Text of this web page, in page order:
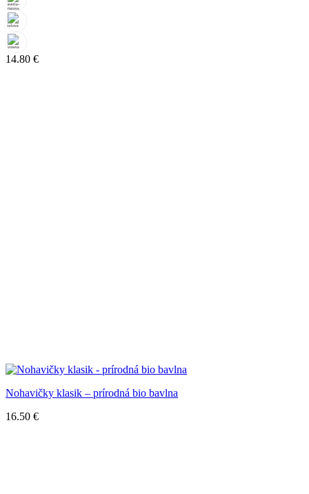
14.80 €
Nohavičky klasik – prírodná bio bavlna
16.50 €